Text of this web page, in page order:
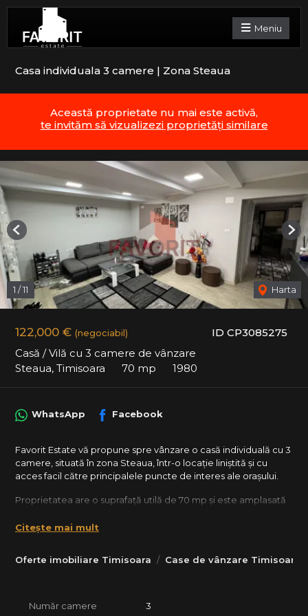
Meniu
Casa individuala 3 camere | Zona Steaua
Această proprietate nu mai este activă,
te invităm să vizualizezi proprietăți similare
ID CP3085275
122,000 € (negociabil)
Casă / Vilă cu 3 camere de vânzare
Steaua, Timisoara
70 mp 1980
1 /11 Harta
Previous
Oferte imobiliare Timisoara Case de vânzare Timisoara
WhatsApp Facebook
Favorit Estate vă propune spre vânzare o casă individuală cu 3
camere, situată în zona Steaua, într-o locație liniștită și cu
acces facil către principalele puncte de interes ale orașului.
Proprietatea are o suprafață utilă de 70 mp și este amplasată
Compartimentarea este decomandată și include:
2 dormitoare
Baie cu geam
Citește mai mult
Număr camere 3